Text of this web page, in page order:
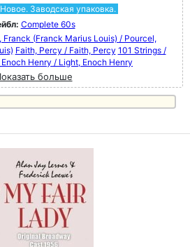
Новое. Заводская упаковка.
Complete 60s
Franck (Franck Marius Louis) / Pourcel,
Faith, Percy / Faith, Percy 101 Strings /
Henry / Light, Enoch Henry
больше